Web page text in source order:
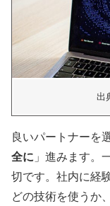
出
良いパートナーを
全に 」進みます。
切です。社内に経
どの技術を使うか